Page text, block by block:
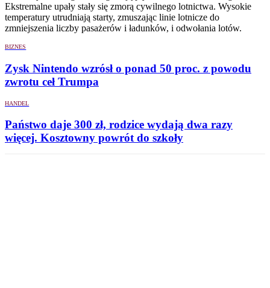
Ekstremalne upały stały się zmorą cywilnego lotnictwa. Wysokie
temperatury utrudniają starty, zmuszając linie lotnicze do
zmniejszenia liczby pasażerów i ładunków, i odwołania lotów.
BIZNES
Zysk Nintendo wzrósł o ponad 50 proc. z powodu
zwrotu ceł Trumpa
HANDEL
Państwo daje 300 zł, rodzice wydają dwa razy
więcej. Kosztowny powrót do szkoły